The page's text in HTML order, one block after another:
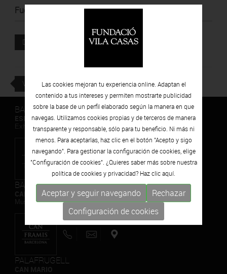
Fuente
DESCARGAR Documento adjunto
VOLVER
BARCELONA
ESPAIS VOLART
Exhibiciones temporales Arte Contemporáneo
BARCELONA
CAN FRAMIS
Museo de Pintura Contemporánea
PALAFRUGELL
Las cookies mejoran tu experiencia online. Adaptan el
contenido a tus intereses y permiten mostrarte publicidad
sobre la base de un perfil elaborado según la manera en que
navegas. Utilizamos cookies propias y de terceros de manera
transparente y responsable, sólo para tu beneficio. Ni más ni
menos. Para aceptarlas, haz clic en el botón "Acepto y sigo
navegando". Para gestionar la configuración de cookies, elige
"Configuración de cookies". ¿Quieres saber más sobre nuestra
política de cookies y privacidad? Haz clicaquí.
Aceptar y seguir navegando
Rechazar
Configuración de cookies